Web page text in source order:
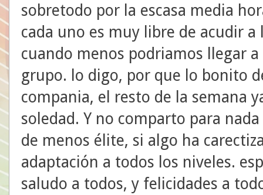
sobretodo por la escasa media
cada uno es muy libre de acudir a
cuando menos podriamos llegar
grupo. lo digo, por que lo bonito
compania, el resto de la semana
soledad. Y no comparto para
de menos élite, si algo ha
adaptación a todos los niveles.
saludo a todos, y felicidades a